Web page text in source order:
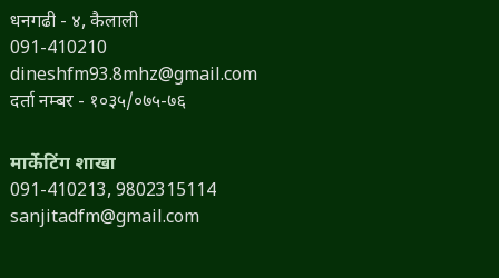
धनगढी - ४, कैलाली
091-410210
dineshfm93.8mhz@gmail.com
दर्ता नम्बर - १०३५/०७५-७६
मार्केटिंग शाखा
091-410213, 9802315114
sanjitadfm@gmail.com